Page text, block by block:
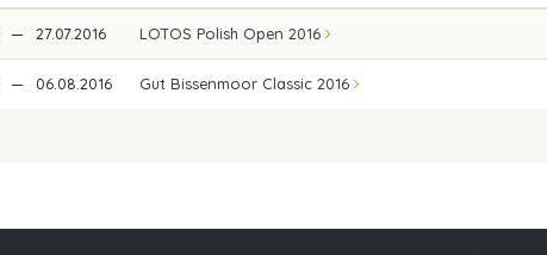
— 27.07.2016 LOTOS Polish Open 2016
— 06.08.2016 Gut Bissenmoor Classic 2016